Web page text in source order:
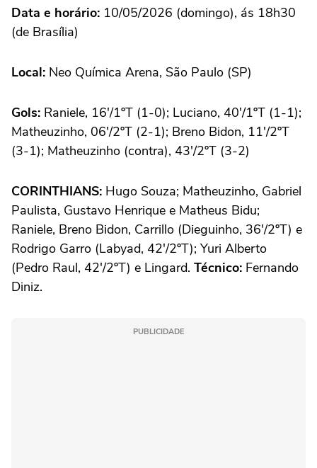
Data e horário: 10/05/2026 (domingo), ás 18h30
(de Brasília)
Local: Neo Química Arena, São Paulo (SP)
Gols: Raniele, 16'/1ºT (1-0); Luciano, 40'/1ºT (1-1);
Matheuzinho, 06'/2ºT (2-1); Breno Bidon, 11'/2ºT
(3-1); Matheuzinho (contra), 43'/2ºT (3-2)
CORINTHIANS: Hugo Souza; Matheuzinho, Gabriel
Paulista, Gustavo Henrique e Matheus Bidu;
Raniele, Breno Bidon, Carrillo (Dieguinho, 36'/2ºT) e
Rodrigo Garro (Labyad, 42'/2ºT); Yuri Alberto
(Pedro Raul, 42'/2ºT) e Lingard. Técnico: Fernando
Diniz.
PUBLICIDADE